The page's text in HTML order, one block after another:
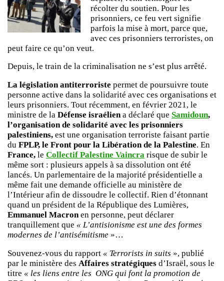
récolter du soutien. Pour les
prisonniers, ce feu vert signifie
parfois la mise à mort, parce que,
avec ces prisonniers terroristes, on
peut faire ce qu’on veut.
Depuis, le train de la criminalisation ne s’est plus arrêté.
La législation antiterroriste permet de poursuivre toute
personne active dans la solidarité avec ces organisations et
leurs prisonniers. Tout récemment, en février 2021, le
ministre de la Défense israéliena déclaré que Samidoun,
l’organisation de solidarité avec les prisonniers
palestiniens, est une organisation terroriste faisant partie
du FPLP, le Front pour la Libération de la Palestine. En
France, le Collectif Palestine Vaincra risque de subir le
même sort : plusieurs appels à sa dissolution ont été
lancés. Un parlementaire de la majorité présidentielle a
même fait une demande officielle au ministère de
l’Intérieur afin de dissoudre le collectif. Rien d’étonnant
quand un président de la République des Lumières,
Emmanuel Macronen personne, peut déclarer
tranquillement que « L’antisionisme est une des formes
modernes de l’antisémitisme »…
Souvenez-vous du rapport « Terrorists in suits », publié
par le ministère des Affaires stratégiques d’Israël, sous le
titre « les liens entre les ONG qui font la promotion de